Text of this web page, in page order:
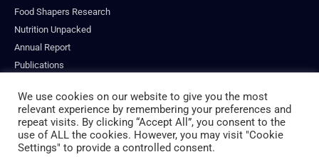
Food Shapers Research
Nutrition Unpacked
Annual Report
Publications
© ALL RIGHTS RESERVED.
PRIVACY POLICY
We use cookies on our website to give you the most
relevant experience by remembering your preferences and
repeat visits. By clicking “Accept All”, you consent to the
use of ALL the cookies. However, you may visit "Cookie
Settings" to provide a controlled consent.